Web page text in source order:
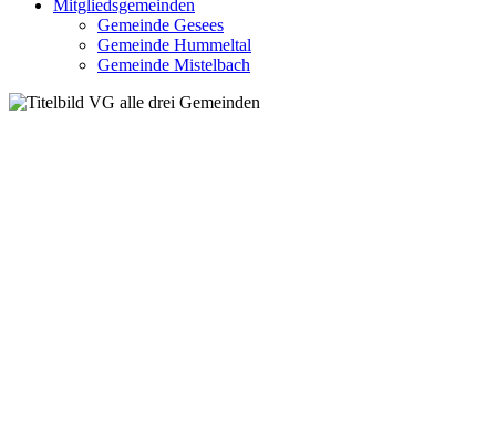
Mitgliedsgemeinden
Gemeinde Gesees
Gemeinde Hummeltal
Gemeinde Mistelbach